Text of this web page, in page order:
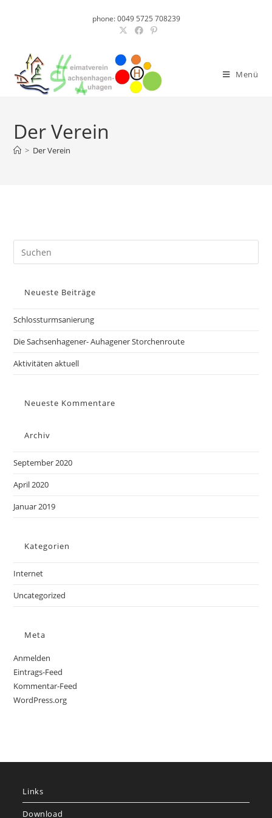
phone: 0049 5725 708239
Menü
Der Verein
> Der Verein
Neueste Beiträge
Schlossturmsanierung
Die Sachsenhagener- Auhagener Storchenroute
Aktivitäten aktuell
Neueste Kommentare
Archiv
September 2020
April 2020
Januar 2019
Kategorien
Internet
Uncategorized
Meta
Anmelden
Eintrags-Feed
Kommentar-Feed
WordPress.org
Links
Download